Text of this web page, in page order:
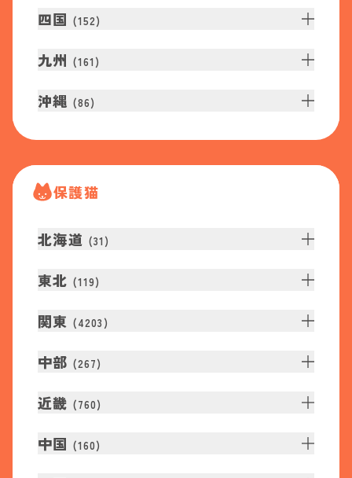
四国 (152)
九州 (161 )
沖縄 (86)
保護猫
北海道 (31 )
東北 (119)
関東 (4203 )
中部 (267)
近畿 (760)
中国 (160)